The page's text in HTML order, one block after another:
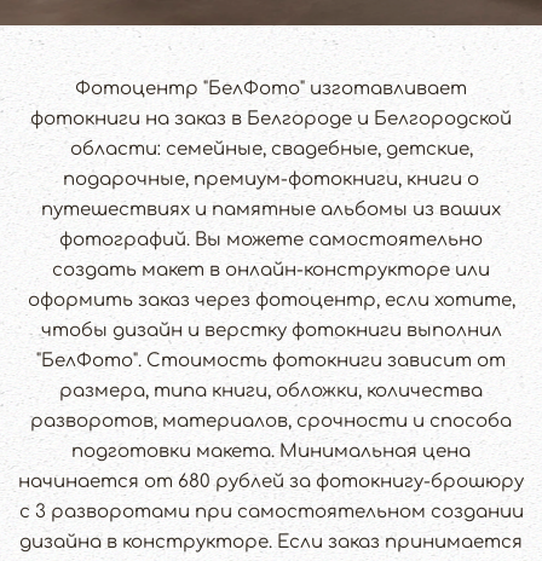
Фотоцентр "БелФото" изготавливает
фотокниги на заказ в Белгороде и Белгородской
области: семейные, свадебные, детские,
подарочные, премиум-фотокниги, книги о
путешествиях и памятные альбомы из ваших
фотографий. Вы можете самостоятельно
создать макет в онлайн-конструкторе или
оформить заказ через фотоцентр, если хотите,
чтобы дизайн и верстку фотокниги выполнил
"БелФото". Стоимость фотокниги зависит от
размера, типа книги, обложки, количества
разворотов, материалов, срочности и способа
подготовки макета. Минимальная цена
начинается от 680 рублей за фотокнигу-брошюру
с 3 разворотами при самостоятельном создании
дизайна в конструкторе. Если заказ принимается